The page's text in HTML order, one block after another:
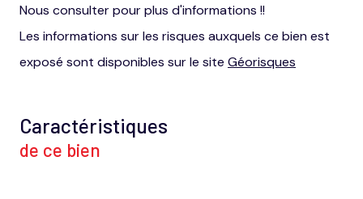
Nous consulter pour plus d'informations !!
Les informations sur les risques auxquels ce bien est
exposé sont disponibles sur le site Géorisques
Caractéristiques
de ce bien